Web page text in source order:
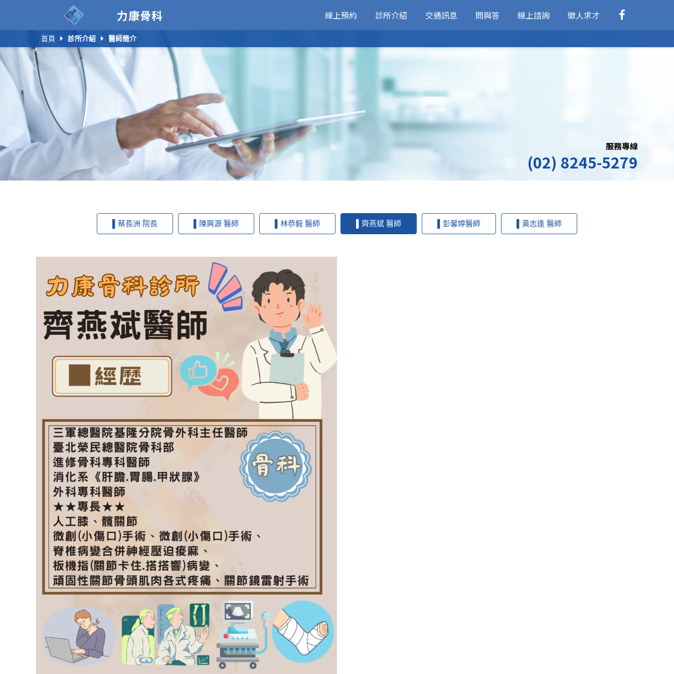
力康骨科 線上預約 診所介紹
醫師簡介
醫療新知
衛教專區
交通訊息 問與答 線上諮詢 徵人求才
服務專線
(02) 8245-5279
首頁 診所介紹 醫師簡介
▌蔡長洲 院長 ▌陳興源 醫師 ▌林恭毅 醫師 ▌齊燕斌 醫師 ▌彭馨婷醫師 ▌黃志逢 醫師